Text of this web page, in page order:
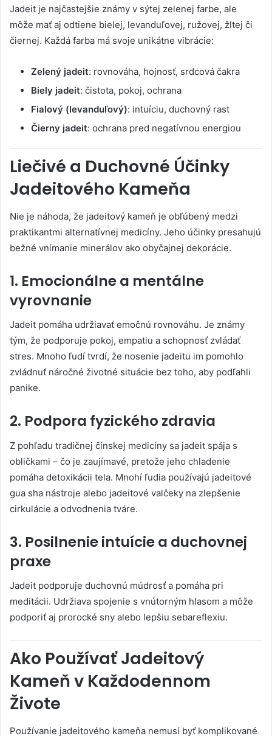
Jadeit je najčastejšie známy v sýtej zelenej farbe, ale
môže mať aj odtiene bielej, levanduľovej, ružovej, žltej či
čiernej. Každá farba má svoje unikátne vibrácie:
Zelený jadeit: rovnováha, hojnosť, srdcová čakra
Biely jadeit: čistota, pokoj, ochrana
Fialový (levanduľový): intuíciu, duchovný rast
Čierny jadeit: ochrana pred negatívnou energiou
Liečivé a Duchovné Účinky
Jadeitového Kameňa
Nie je náhoda, že jadeitový kameň je obľúbený medzi
praktikantmi alternatívnej medicíny. Jeho účinky presahujú
bežné vnímanie minerálov ako obyčajnej dekorácie.
1. Emocionálne a mentálne
vyrovnanie
Jadeit pomáha udržiavať emočnú rovnováhu. Je známy
tým, že podporuje pokoj, empatiu a schopnosť zvládať
stres. Mnoho ľudí tvrdí, že nosenie jadeitu im pomohlo
zvládnuť náročné životné situácie bez toho, aby podľahli
panike.
2. Podpora fyzického zdravia
Z pohľadu tradičnej čínskej medicíny sa jadeit spája s
obličkami – čo je zaujímavé, pretože jeho chladenie
pomáha detoxikácii tela. Mnohí ľudia používajú jadeitové
gua sha nástroje alebo jadeitové valčeky na zlepšenie
cirkulácie a odvodnenia tváre.
3. Posilnenie intuície a duchovnej
praxe
Jadeit podporuje duchovnú múdrosť a pomáha pri
meditácii. Udržiava spojenie s vnútorným hlasom a môže
podporiť aj prorocké sny alebo lepšiu sebareflexiu.
Ako Používať Jadeitový
Kameň v Každodennom
Živote
Používanie jadeitového kameňa nemusí byť komplikované